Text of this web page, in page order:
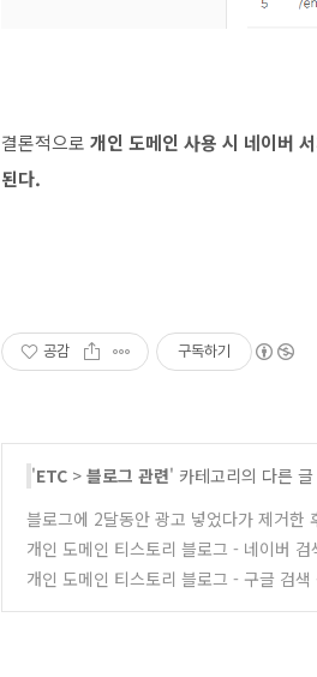
결론적으로 개인 도메인 사용 시 네이버
된다.
공감 구독하기
'ETC > 블로그 관련' 카테고리의 다른 글
블로그에 2달동안 광고 넣었다가 제거한
개인 도메인 티스토리 블로그 - 네이버 검
개인 도메인 티스토리 블로그 - 구글 검